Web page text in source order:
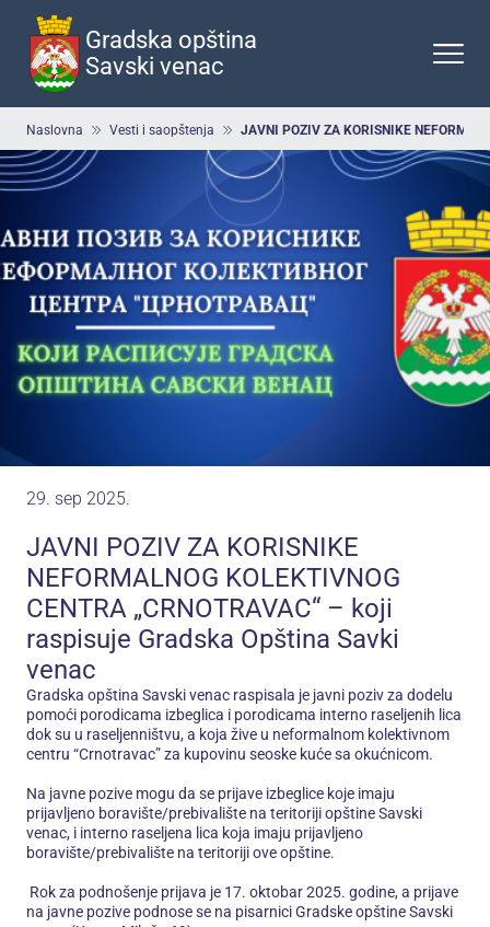
Preskoči
glavni
sadržaja
Gradska opština
Savski venac
Breadcrumb
Naslovna Vesti i saopštenja JAVNI POZIV ZA KORISNIKE
29. sep 2025.
JAVNI POZIV ZA KORISNIKE
NEFORMALNOG KOLEKTIVNOG
CENTRA „CRNOTRAVAC“ – koji
raspisuje Gradska Opština Savki
venac
Gradska opština Savski venac raspisala je javni poziv za dodelu
pomoći porodicama izbeglica i porodicama interno raseljenih lica
dok su u raseljenništvu, a koja žive u neformalnom kolektivnom
centru “Crnotravac” za kupovinu seoske kuće sa okućnicom.
Na javne pozive mogu da se prijave izbeglice koje imaju
prijavljeno boravište/prebivalište na teritoriji opštine Savski
venac, i interno raseljena lica koja imaju prijavljeno
boravište/prebivalište na teritoriji ove opštine.
Rok za podnošenje prijava je 17. oktobar 2025. godine, a prijave
na javne pozive podnose se na pisarnici Gradske opštine Savski